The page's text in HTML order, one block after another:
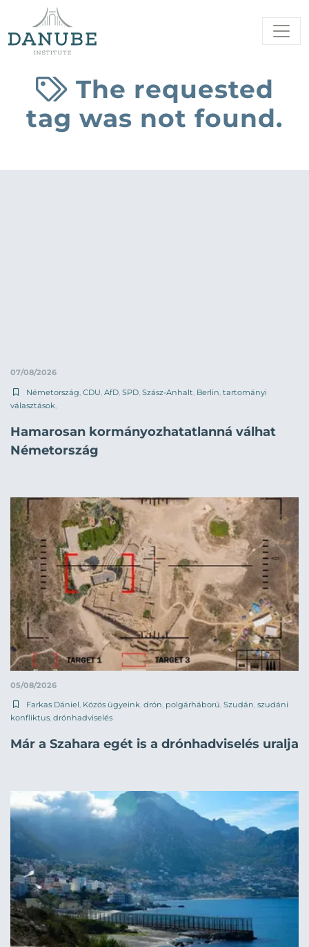
The requested
tag was not found.
07/08/2026
Németország CDU AfD SPD Szász-Anhalt Berlin tartományi
választások
Hamarosan kormányozhatatlanná válhat
Németország
05/08/2026
Farkas Dániel Közös ügyeink drón polgárháború Szudán szudáni
konfliktus drónhadviselés
Már a Szahara egét is a drónhadviselés uralja